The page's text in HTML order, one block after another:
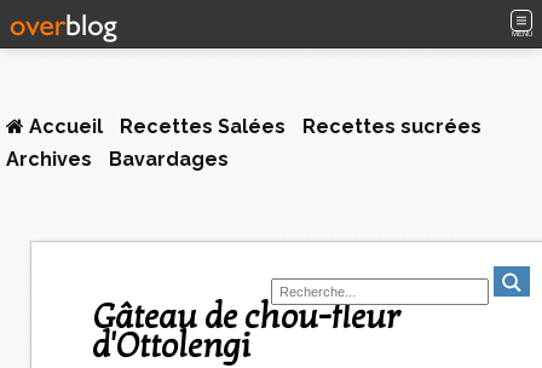
MENU
Accueil Recettes Salées
Recettes sucrées
Archives
Bavardages
Gâteau de chou-fleur
d'Ottolengi